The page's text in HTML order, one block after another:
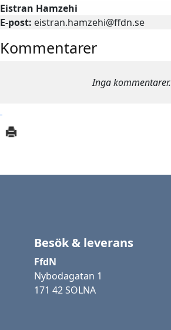
Eistran Hamzehi
E-post: eistran.hamzehi@ffdn.se
Kommentarer
Inga kommentarer.
Besök & leverans
FfdN
Nybodagatan 1
171 42 SOLNA